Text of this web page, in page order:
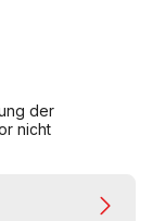
der
nicht